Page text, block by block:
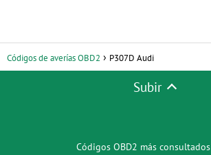
Códigos de averías OBD2 P307D Audi
Subir
Códigos OBD2 más consultados